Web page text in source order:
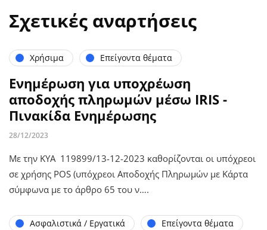
Σχετικές αναρτήσεις
Χρήσιμα Επείγοντα θέματα
Ενημέρωση για υποχρέωση
αποδοχής πληρωμών μέσω IRIS -
Πινακίδα Ενημέρωσης
28/12/2023
Με την ΚΥΑ 119899/13-12-2023 καθορίζονται οι υπόχρεοι
σε χρήσης POS (υπόχρεοι Αποδοχής Πληρωμών με Κάρτα
σύμφωνα με το άρθρο 65 του ν….
Ασφαλιστικά / Εργατικά Επείγοντα θέματα